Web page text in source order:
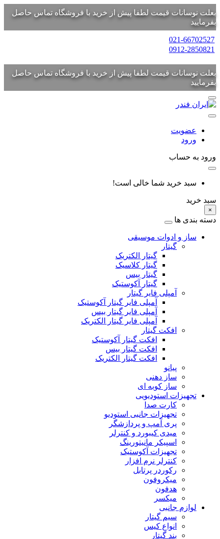
بعلت نوسانات قیمت لطفا پیش از خرید با فروشگاه تماس حاصل
بفرمایید
021-66702527
0912-2850821
بعلت نوسانات قیمت لطفا پیش از خرید با فروشگاه تماس حاصل
بفرمایید
عضویت
ورود
ورود به حساب
سبد خرید شما خالی است!
سبد خرید
×
دسته بندی ها
ساز و ادوات موسیقی
گیتار
گیتار الکتریک
گیتار کلاسیک
گیتار بیس
گیتار آکوستیک
آمپلی فایر گیتار
آمپلی فایر گیتار آکوستیک
آمپلی فایر گیتار بیس
آمپلی فایر گیتار الکتریک
افکت گیتار
افکت گیتار آکوستیک
افکت گیتار بیس
افکت گیتار الکتریک
پیانو
ساز دهنی
ساز کوبه ای
تجهیزات استودیویی
کارت صدا
تجهیزات جانبی استودیو
پری آمپ و پردازشگر
میدی کیبورد و کنترلر
اسپیکر مانیتورینگ
تجهیزات آکوستیک
کنترلر نرم افزار
رکوردر پرتابل
میکروفون
هدفون
میکسر
لوازم جانبی
سیم گیتار
انواع کیس
بند گیتار